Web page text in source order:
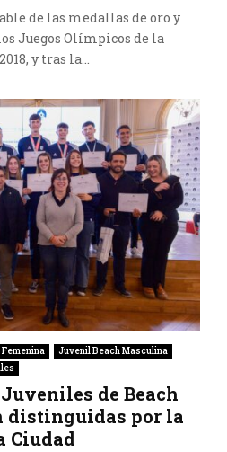
de las medallas de oro y
Juegos Olímpicos de la
y tras la...
Juvenil Beach Masculina
de Beach
distinguidas por la
Ciudad